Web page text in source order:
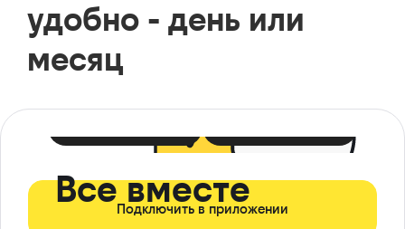
удобно - день или
месяц
Все вместе
Подключить в приложении